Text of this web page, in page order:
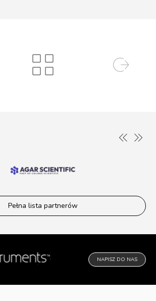
Pełna lista partnerów
NAPISZ DO NAS